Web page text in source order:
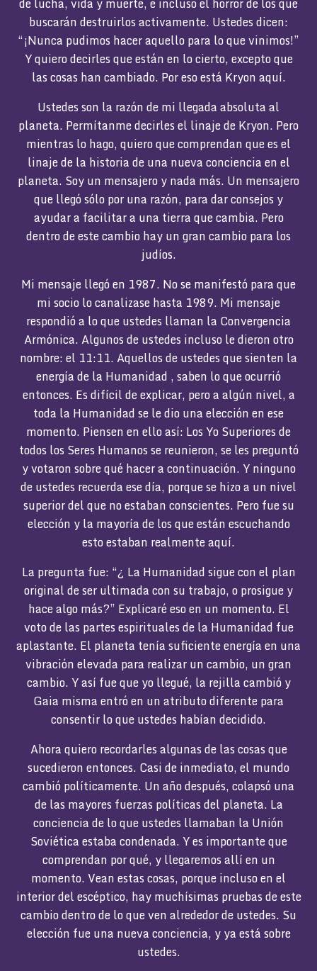
buscarán destruirlos activamente. Ustedes dicen:
“¡Nunca pudimos hacer aquello para lo que vinimos!”
Y quiero decirles que están en lo cierto, excepto que
las cosas han cambiado. Por eso está Kryon aquí.
Ustedes son la razón de mi llegada absoluta al
planeta. Permítanme decirles el linaje de Kryon. Pero
mientras lo hago, quiero que comprendan que es el
linaje de la historia de una nueva conciencia en el
planeta. Soy un mensajero y nada más. Un mensajero
que llegó sólo por una razón, para dar consejos y
ayudar a facilitar a una tierra que cambia. Pero
dentro de este cambio hay un gran cambio para los
judíos.
Mi mensaje llegó en 1987. No se manifestó para que
mi socio lo canalizase hasta 1989. Mi mensaje
respondió a lo que ustedes llaman la Convergencia
Armónica. Algunos de ustedes incluso le dieron otro
nombre: el 11:11. Aquellos de ustedes que sienten la
energía de la Humanidad , saben lo que ocurrió
entonces. Es difícil de explicar, pero a algún nivel, a
toda la Humanidad se le dio una elección en ese
momento. Piensen en ello así: Los Yo Superiores de
todos los Seres Humanos se reunieron, se les preguntó
y votaron sobre qué hacer a continuación. Y ninguno
de ustedes recuerda ese día, porque se hizo a un nivel
superior del que no estaban conscientes. Pero fue su
elección y la mayoría de los que están escuchando
esto estaban realmente aquí.
La pregunta fue: “¿ La Humanidad sigue con el plan
original de ser ultimada con su trabajo, o prosigue y
hace algo más?” Explicaré eso en un momento. El
voto de las partes espirituales de la Humanidad fue
aplastante. El planeta tenía suficiente energía en una
vibración elevada para realizar un cambio, un gran
cambio. Y así fue que yo llegué, la rejilla cambió y
Gaia misma entró en un atributo diferente para
consentir lo que ustedes habían decidido.
Ahora quiero recordarles algunas de las cosas que
sucedieron entonces. Casi de inmediato, el mundo
cambió políticamente. Un año después, colapsó una
de las mayores fuerzas políticas del planeta. La
conciencia de lo que ustedes llamaban la Unión
Soviética estaba condenada. Y es importante que
comprendan por qué, y llegaremos allí en un
momento. Vean estas cosas, porque incluso en el
interior del escéptico, hay muchísimas pruebas de este
cambio dentro de lo que ven alrededor de ustedes. Su
elección fue una nueva conciencia, y ya está sobre
ustedes.